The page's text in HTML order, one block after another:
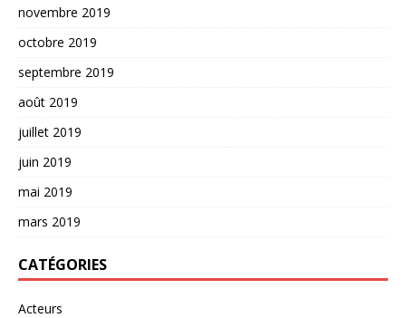
novembre 2019
octobre 2019
septembre 2019
août 2019
juillet 2019
juin 2019
mai 2019
mars 2019
CATÉGORIES
Acteurs